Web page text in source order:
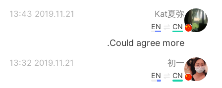
Kat夏弥
2019.11.21 13:43
CN
EN
Could agree more.
初一
2019.11.21 13:32
CN
EN